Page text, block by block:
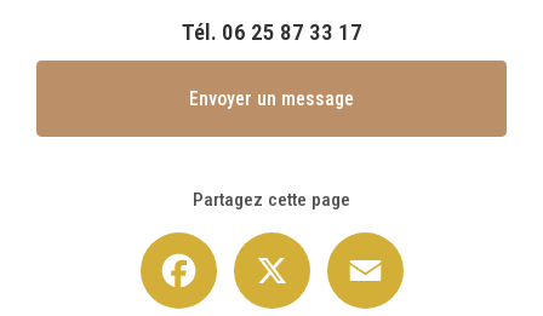
Tél. 06 25 87 33 17
Envoyer un message
Partagez cette page
Facebook